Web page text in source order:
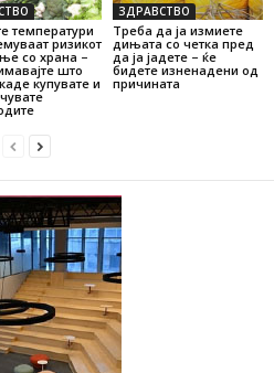
температури
ризикот
со храна –
што
купувате и
ЗДРАВСТВО
Треба да ја измиете
дињата со четка пред
да ја јадете – ќе
бидете изненадени од
причината